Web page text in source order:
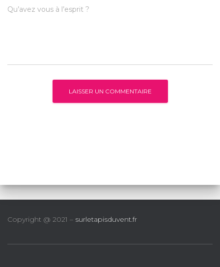
Qu’avez vous à l’esprit ?
Copyright @ 2021 – surletapisduvent.fr